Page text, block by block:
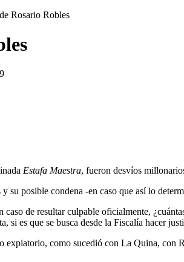
Rosario Robles
Estafa Maestra, fueron desvíos
su posible condena -en caso que así lo
de resultar culpable oficialmente,
si es que se busca desde la Fiscalía hacer
expiatorio, como sucedió con La Quina,